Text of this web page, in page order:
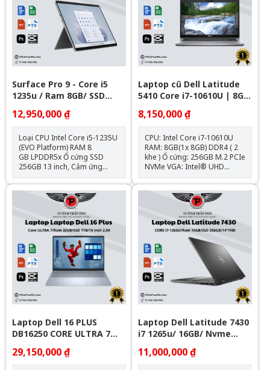
HDMI 2.0 port Pin + Sạc : Zin
theo máy Hệ điều hành: Chưa
Bao Gồm
Type-C/USB4/Power Delivery
Pin + Sạc : Zin theo máy Hệ
điều hành: Ubuntu
Surface Pro 9 - Core i5
1235u / Ram 8GB/ SSD
256GB/ 13 inch Touch 2880
x 1920
12,950,000 ₫
Loại CPU Intel Core i5-1235U
(EVO Platform) RAM 8
GB LPDDR5x Ổ cứng SSD
256GB 13 inch, Cảm ứng
PixelSense™ 2880 x 1920
(267 PPI) Card màn hình
Intel® Iris® Xe Kết Nối: 2 x
USB-C® with USB 4.0/
Thunderbolt™ 4, 1 x Surface
Connect, 1 x Cổng kết nối bàn
phím Hệ điều hành Windows
11 Home Thiết kế Nhôm
nguyên khối Kích thước 11.3”
x 8.2” x 0.37” (287mm x
209mm x 9.3mm) Trọng lượng
879g Chất liệu Nhôm nguyên
khối Tình trạng : Đã qua sử
dụng, ngoại hình còn đẹp,
qua sửa chữa
Laptop cũ Dell Latitude
5410 Core i7-10610U | 8GB
| 256GB | 14 inch FHD
8,150,000 ₫
CPU: Intel Core i7-10610U
RAM: 8GB(1x 8GB) DDR4 ( 2
khe ) Ổ cứng: 256GB M.2 PCIe
NVMe VGA: Intel® UHD
Graphics Màn hình: 14.0 inch
FHD (1920 x 1080) 220 Nit
Anti-Glare Pin: 4 Cell, 68Whr
Cân nặng: 1.48 kg Hệ điều
hành: Chưa Bao Gồm
Laptop Dell 16 PLUS
DB16250 CORE ULTRA 7
32GB 1TB 16" FHD+ TOUCH
WIN11
29,150,000 ₫
Laptop Dell Latitude 7430
i7 1265u/ 16GB/ Nvme
256Gb/ 14" FHD
11,000,000 ₫